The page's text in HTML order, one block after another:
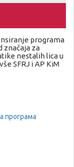
programa
značaja za
nestalih lica u
SFRJ i AP KiM
програма